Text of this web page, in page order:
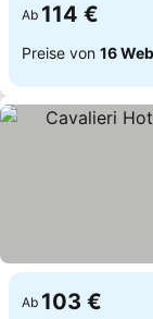
Ab 114 €
Preise von 16
Ab 103 €